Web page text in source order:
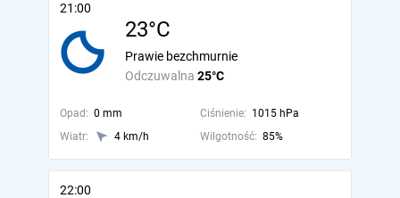
21:00
23°C
Odczuwalna 25°C
Prawie bezchmurnie
Opad: 0 mm Ciśnienie: 1015 hPa
Wiatr:
4 km/h Wilgotność: 85%
22:00